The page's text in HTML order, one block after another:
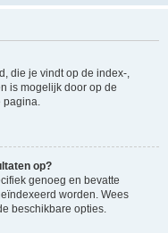
die je vindt op de index-,
is mogelijk door op de
pagina.
op?
genoeg en bevatte
worden. Wees
beschikbare opties.